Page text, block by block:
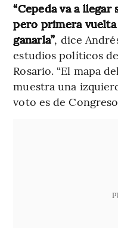
“Cepeda va a
pero primera
ganarla”, dice
estudios políticos
Rosario. “El mapa
muestra una
voto es de